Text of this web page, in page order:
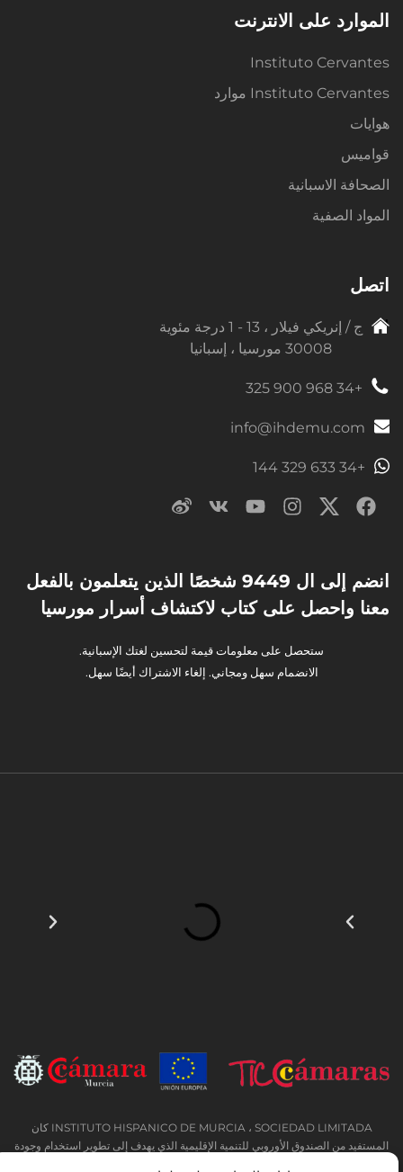
الموارد على الانترنت
Instituto Cervantes
Instituto Cervantes موارد
هوايات
قواميس
الصحافة الاسبانية
المواد الصفية
اتصل
ج / إنريكي فيلار ، 13 - 1 درجة مئوية
30008 مورسيا ، إسبانيا
+34 968 900 325
info@ihdemu.com
+34 633 329 144
انضم إلى ال 9449 شخصًا الذين يتعلمون بالفعل
معنا واحصل على كتاب لاكتشاف أسرار مورسيا
ستحصل على معلومات قيمة لتحسين لغتك الإسبانية.
الانضمام سهل ومجاني. إلغاء الاشتراك أيضًا سهل.
INSTITUTO HISPANICO DE MURCIA ، SOCIEDAD LIMITADA كان
المستفيد من الصندوق الأوروبي للتنمية الإقليمية الذي يهدف إلى تطوير استخدام وجودة